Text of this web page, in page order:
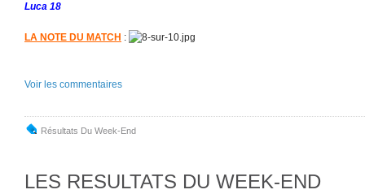
Luca 18
LA NOTE DU MATCH :
Voir les commentaires
Résultats Du Week-End
LES RESULTATS DU WEEK-END